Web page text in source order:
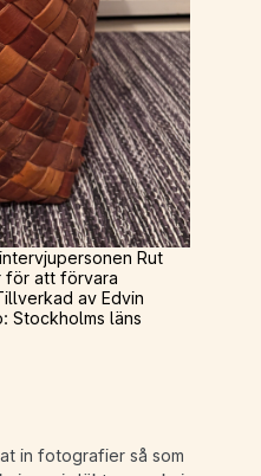
Rut
för att förvara
av Edvin
Stockholms läns
in fotografier så som